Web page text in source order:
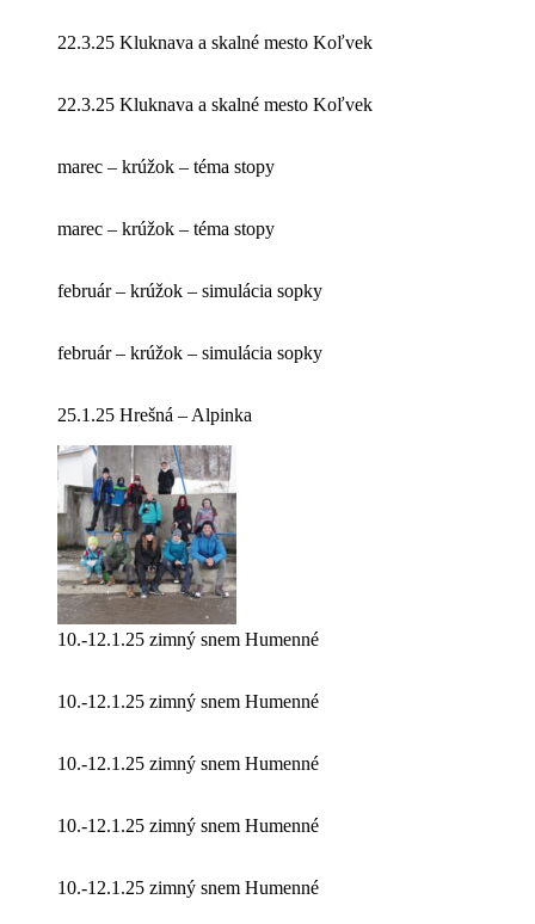
22.3.25 Kluknava a skalné mesto Koľvek
22.3.25 Kluknava a skalné mesto Koľvek
marec – krúžok – téma stopy
marec – krúžok – téma stopy
február – krúžok – simulácia sopky
február – krúžok – simulácia sopky
25.1.25 Hrešná – Alpinka
10.-12.1.25 zimný snem Humenné
10.-12.1.25 zimný snem Humenné
10.-12.1.25 zimný snem Humenné
10.-12.1.25 zimný snem Humenné
10.-12.1.25 zimný snem Humenné